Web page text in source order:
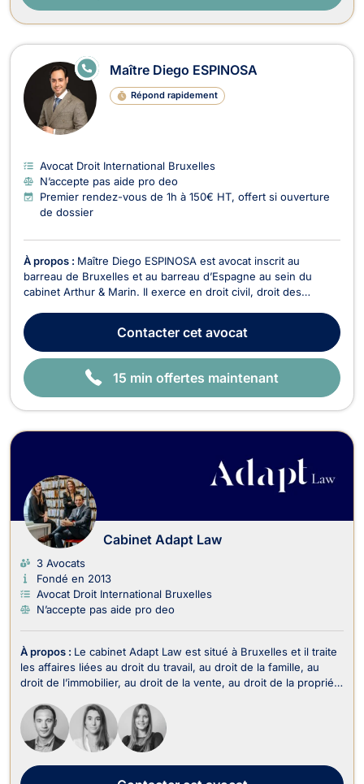
Maître Diego ESPINOSA
Répond rapidement
E
N
N
E
Avocat Droit International Bruxelles
N’accepte pas aide pro deo
Premier rendez-vous de 1h à 150€ HT, offert si ouverture
de dossier
À propos : Maître Diego ESPINOSA est avocat inscrit au
barreau de Bruxelles et au barreau d’Espagne au sein du
cabinet Arthur & Marin. Il exerce en droit civil, droit des
numérique, ainsi qu'en droit douanier. Trilingue en espagnol,
français et anglais, Maître ESPINOSA acc...
Contactercet avocat
15 min offertes maintenant
Cabinet Adapt Law
3 Avocats
Fondé en 2013
Avocat Droit International Bruxelles
N’accepte pas aide pro deo
À propos : Le cabinet Adapt Law est situé à Bruxelles et il traite
les affaires liées au droit du travail, au droit de la famille, au
droit de l’immobilier, au droit de la vente, au droit de la propriété
concurrence, au droit des sociétés, au droit du crédit et de la
consommat...